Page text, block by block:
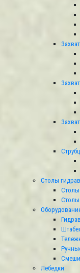
Столы
Столы
Лебедки